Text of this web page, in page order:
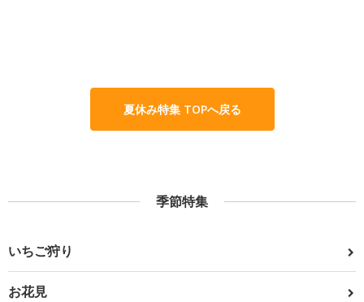
夏休み特集 TOPへ戻る
季節特集
いちご狩り
お花見